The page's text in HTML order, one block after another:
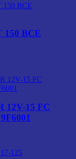
150 BCE
12V-15 FC